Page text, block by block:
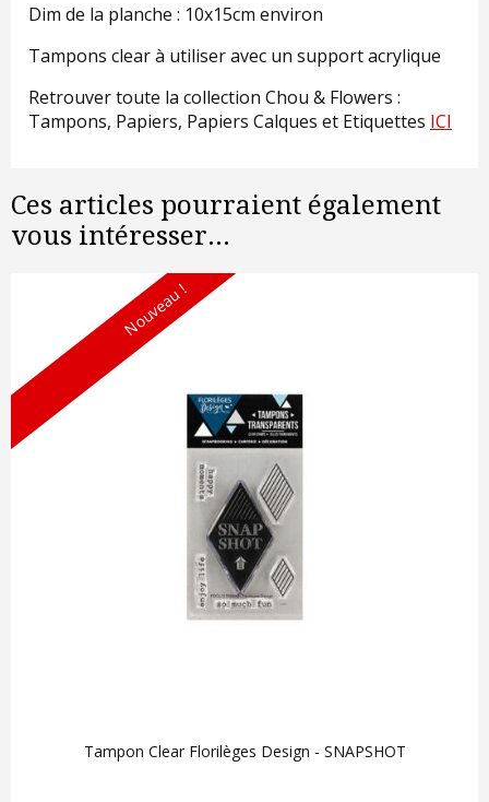
Dim de la planche : 10x15cm environ
Tampons clear à utiliser avec un support acrylique
Retrouver toute la collection Chou & Flowers :
Tampons, Papiers, Papiers Calques et Etiquettes ICI
Ces articles pourraient également
vous intéresser...
Nouveau !
Tampon Clear Florilèges Design - SNAPSHOT